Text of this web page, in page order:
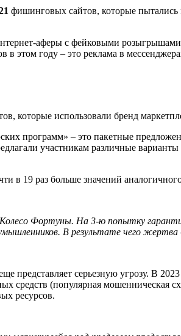
фишинговых сайтов, которые пытались
аферы с фейковыми
этом году – это реклама в
которые использовали бренд
программ» – это пакетные
участникам различные
в 19 раз больше значений
Фортуны. На 3-ю попытку
В результате чего жертва
представляет серьезную угрозу. В
средств (популярная
ресурсов.